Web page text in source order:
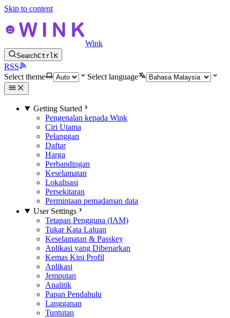
Skip to content
Wink
SearchCtrlK
RSS
Select theme
Select language
Getting Started
Pengenalan kepada Wink
Ciri Utama
Pelanggan
Daftar
Harga
Perbandingan
Keselamatan
Lokalisasi
Persekitaran
Permintaan pemadaman data
User Settings
Tetapan Pengguna (IAM)
Tukar Kata Laluan
Keselamatan & Passkey
Aplikasi yang Dibenarkan
Kemas Kini Profil
Aplikasi
Jemputan
Analitik
Papan Pendahulu
Langganan
Tuntutan